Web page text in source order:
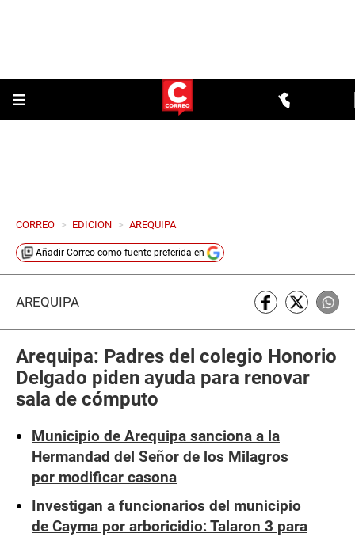
CORREO > EDICION > AREQUIPA
Añadir Correo como fuente preferida en
AREQUIPA
Arequipa: Padres del colegio Honorio
Delgado piden ayuda para renovar
sala de cómputo
Municipio de Arequipa sanciona a la
Hermandad del Señor de los Milagros
por modificar casona
Investigan a funcionarios del municipio
de Cayma por arboricidio: Talaron 3 para